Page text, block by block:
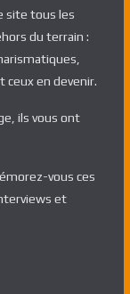
site tous les
du terrain :
ceux en devenir.
ils vous ont
vous ces
et